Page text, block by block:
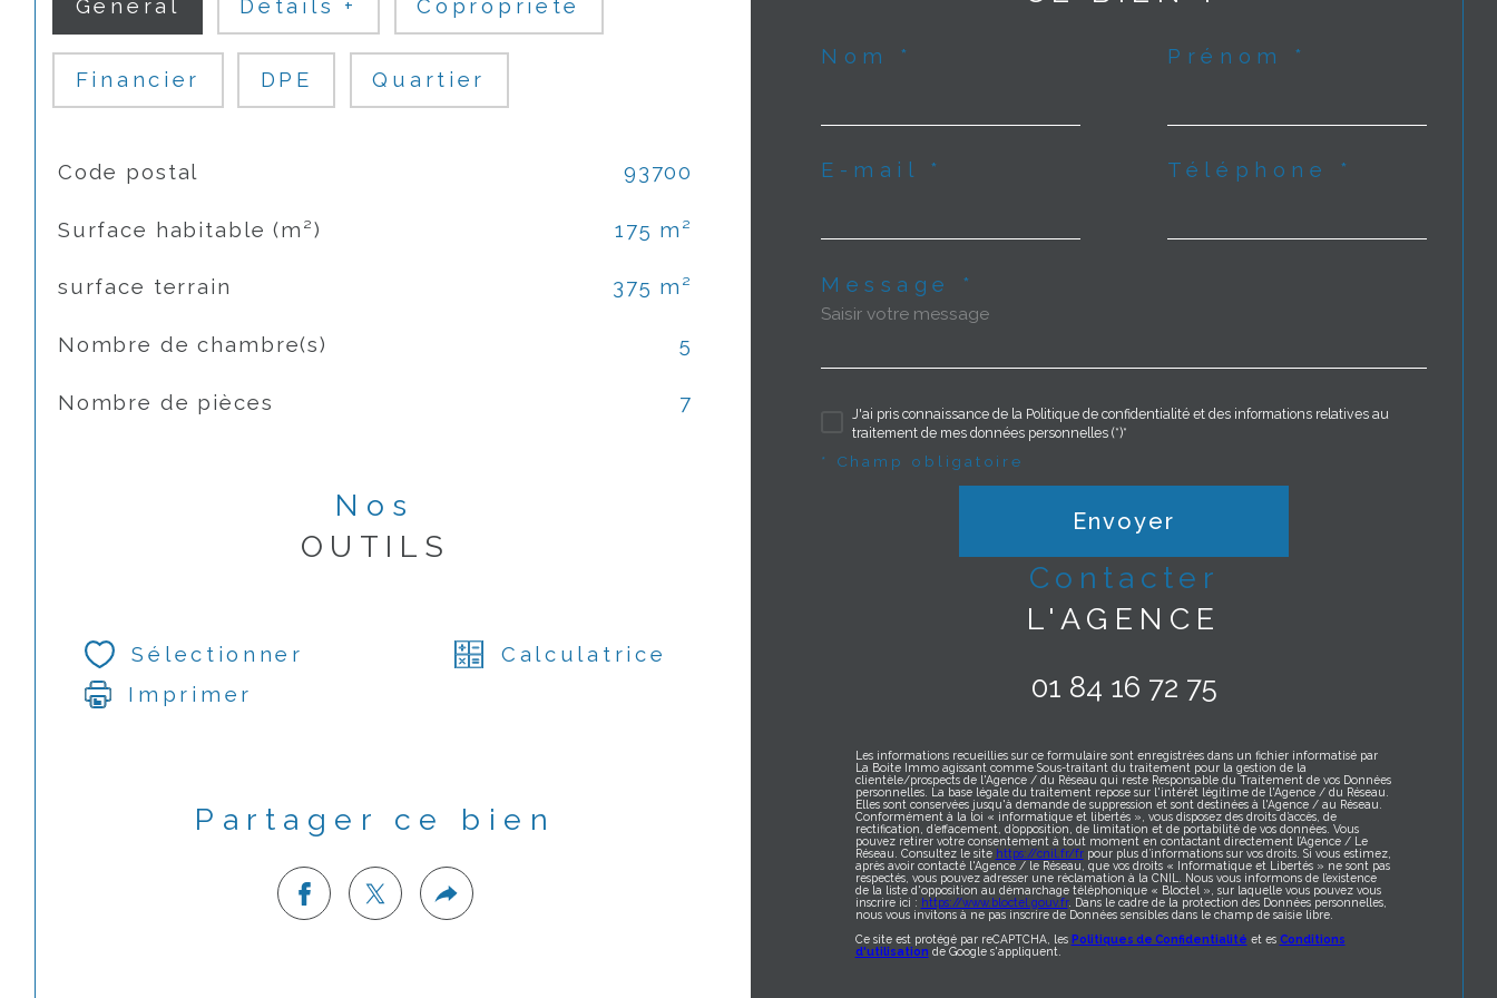
Général Détails + Copropriété
Financier DPE Quartier
TRAD_SIROCCO_Caracteristique
Code postal 93700
Surface habitable (m²) 175 m²
surface terrain 375 m²
Nombre de chambre(s) 5
Nombre de pièces 7
Nos
OUTILS
Sélectionner
Calculatrice
Imprimer
Partager ce bien
Nom * Prénom *
E-mail * Téléphone *
Message *
J'ai pris connaissance de la Politique de confidentialité et des informations relatives au
traitement de mes données personnelles (*)*
* Champ obligatoire
Envoyer
contacter
L'AGENCE
01 84 16 72 75
Les informations recueillies sur ce formulaire sont enregistrées dans un fichier informatisé par
La Boite Immo agissant comme Sous-traitant du traitement pour la gestion de la
clientèle/prospects de l'Agence / du Réseau qui reste Responsable du Traitement de vos Données
personnelles. La base légale du traitement repose sur l'intérêt légitime de l'Agence / du Réseau.
Elles sont conservées jusqu'à demande de suppression et sont destinées à l'Agence / au Réseau.
Conformément à la loi « informatique et libertés », vous disposez des droits d’accès, de
rectification, d’effacement, d’opposition, de limitation et de portabilité de vos données. Vous
pouvez retirer votre consentement à tout moment en contactant directement l’Agence / Le
Réseau. Consultez le site https://cnil.fr/frpour plus d’informations sur vos droits. Si vous estimez,
après avoir contacté l'Agence / le Réseau, que vos droits « Informatique et Libertés » ne sont pas
respectés, vous pouvez adresser une réclamation à la CNIL. Nous vous informons de l’existence
de la liste d'opposition au démarchage téléphonique « Bloctel », sur laquelle vous pouvez vous
inscrire ici : https://www.bloctel.gouv.fr. Dans le cadre de la protection des Données personnelles,
nous vous invitons à ne pas inscrire de Données sensibles dans le champ de saisie libre.
Ce site est protégé par reCAPTCHA, les Politiques de Confidentialité et es Conditions
d'utilisation de Google s'appliquent.